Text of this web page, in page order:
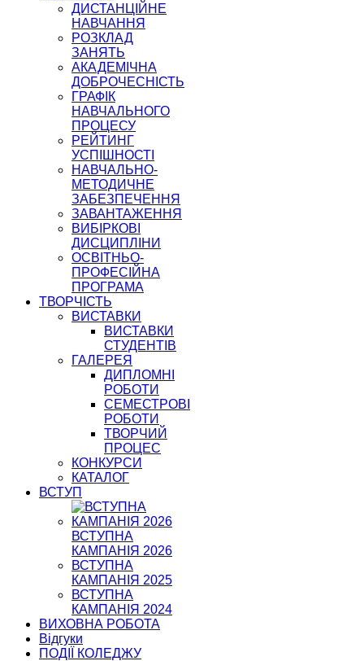
ДИСТАНЦІЙНЕ
НАВЧАННЯ
РОЗКЛАД
ЗАНЯТЬ
АКАДЕМІЧНА
ДОБРОЧЕСНІСТЬ
ГРАФІК
НАВЧАЛЬНОГО
ПРОЦЕСУ
РЕЙТИНГ
УСПІШНОСТІ
НАВЧАЛЬНО-
МЕТОДИЧНЕ
ЗАБЕЗПЕЧЕННЯ
ЗАВАНТАЖЕННЯ
ВИБІРКОВІ
ДИСЦИПЛІНИ
ОСВІТНЬО-
ПРОФЕСІЙНА
ПРОГРАМА
ТВОРЧІСТЬ
ВИСТАВКИ
ВИСТАВКИ
СТУДЕНТІВ
ГАЛЕРЕЯ
ДИПЛОМНІ
РОБОТИ
СЕМЕСТРОВІ
РОБОТИ
ТВОРЧИЙ
ПРОЦЕС
КОНКУРСИ
КАТАЛОГ
ВСТУП
ВСТУПНА
КАМПАНІЯ 2026
ВСТУПНА
КАМПАНІЯ 2025
ВСТУПНА
КАМПАНІЯ 2024
ВИХОВНА РОБОТА
Відгуки
ПОДІЇ КОЛЕДЖУ